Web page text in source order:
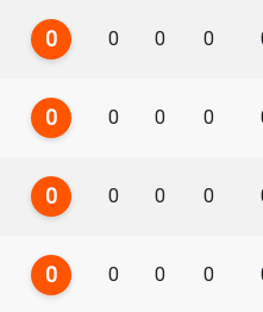
0 0 0 0
0 0 0 0
0 0 0 0
0 0 0 0